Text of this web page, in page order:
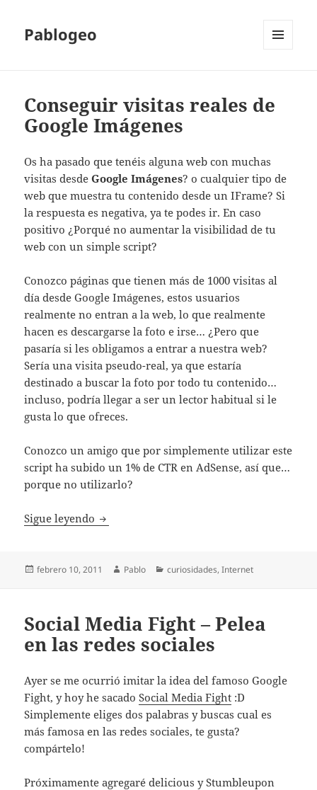
Pablogeo
Conseguir visitas reales de
Google Imágenes
Os ha pasado que tenéis alguna web con muchas
visitas desdeGoogle Imágenes? o cualquier tipo de
web que muestra tu contenido desde un IFrame? Si
la respuesta es negativa, ya te podes ir. En caso
positivo ¿Porqué no aumentar la visibilidad de tu
web con un simple script?
Conozco páginas que tienen más de 1000 visitas al
día desde Google Imágenes, estos usuarios
realmente no entran a la web, lo que realmente
hacen es descargarse la foto e irse… ¿Pero que
pasaría si les obligamos a entrar a nuestra web?
Sería una visita pseudo-real, ya que estaría
destinado a buscar la foto por todo tu contenido…
incluso, podría llegar a ser un lector habitual si le
gusta lo que ofreces.
Conozco un amigo que por simplemente utilizar este
script ha subido un 1% de CTR en AdSense, así que…
porque no utilizarlo?
Sigue leyendo Conseguir visitas reales de Google
Publicado
febrero 10, 2011 Autor
Pablo Categorías
curiosidades,Internet
Social Media Fight – Pelea
en las redes sociales
Ayer se me ocurrió imitar la idea del famoso Google
Fight, y hoy he sacadoSocial Media Fight :D
Simplemente eliges dos palabras y buscas cual es
más famosa en las redes sociales, te gusta?
compártelo!
Próximamente agregaré delicious y Stumbleupon